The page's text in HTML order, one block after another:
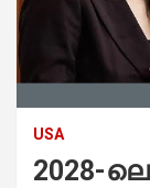
USA
2028-